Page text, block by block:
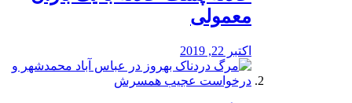
معمولی
اکتبر 22, 2019